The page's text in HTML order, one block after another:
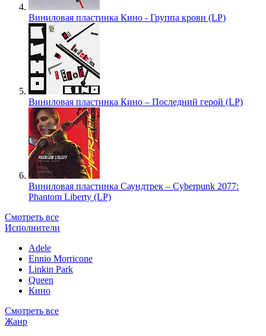
Виниловая пластинка Кино - Группа крови (LP)
Виниловая пластинка Кино – Последний герой (LP)
Виниловая пластинка Саундтрек – Cyberpunk 2077:
Phantom Liberty (LP)
Смотреть все
Исполнители
Adele
Ennio Morricone
Linkin Park
Queen
Кино
Смотреть все
Жанр